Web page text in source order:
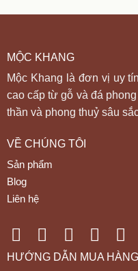
MỘC KHANG
Mộc Khang là đơn vị uy
cao cấp từ gỗ và đá
thần và phong thuỷ sâu
VỀ CHÚNG TÔI
Sản phẩm
Blog
Liên hệ
HƯỚNG DẪN MUA HÀNG